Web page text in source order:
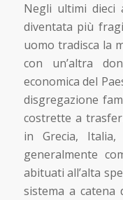
Negli ultimi dieci
diventata più
uomo tradisca la
con un’altra
economica del
disgregazione
costrette a
in Grecia,
generalmente
abituati all’alta
sistema a catena